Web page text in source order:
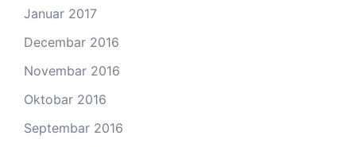
Januar 2017
Decembar 2016
Novembar 2016
Oktobar 2016
Septembar 2016